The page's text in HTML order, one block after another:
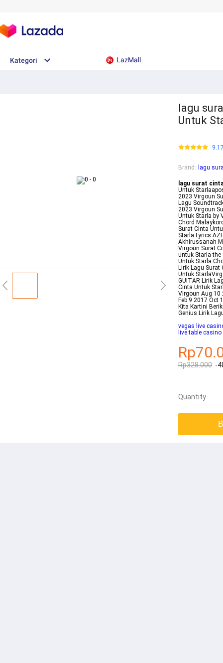
Kategori LazMall
lagu
Untuk
Brand : lagu
lagu surat
Untuk
2023 Virgoun
Lagu
2023 Virgoun
Untuk Starla by
Chord
Surat Cinta
Starla Lyrics
Akhirussanah
Virgoun Surat
untuk Starla the
Untuk Starla
Lirik Lagu
Untuk
GUITAR Lirik
Cinta Untuk
Virgoun Aug 10
Feb 9 2017 Oct
Kita Kartini
Genius Lirik
vegas live
live table
Rp328.000 -
Quantity